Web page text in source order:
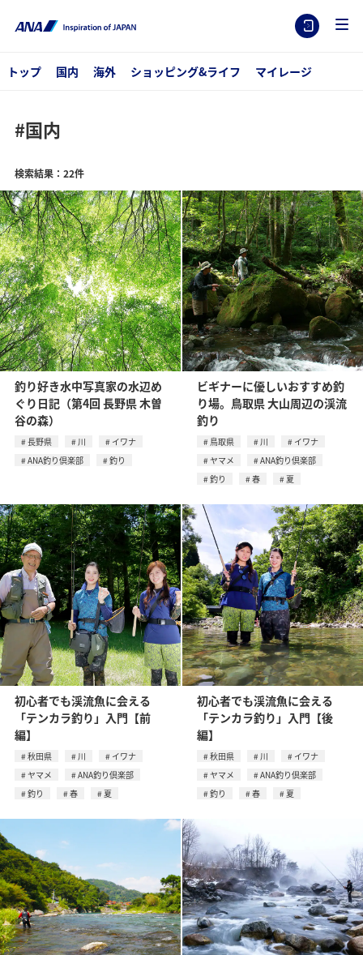
トップ 国内 海外 ショッピング&ライフ マイレージ
#国内
検索結果：22件
釣り好き水中写真家の水辺め
ぐり日記（第4回 長野県 木曽
谷の森）
長野県 川
イワナ
ANA釣り倶楽部
釣り
ビギナーに優しいおすすめ釣
り場。鳥取県 大山周辺の渓流
釣り
鳥取県 川
イワナ
ヤマメ
ANA釣り倶楽部
釣り
春 夏
初心者でも渓流魚に会える
「テンカラ釣り」入門【前
編】
秋田県 川
イワナ
ヤマメ
ANA釣り倶楽部
釣り
春 夏
初心者でも渓流魚に会える
「テンカラ釣り」入門【後
編】
秋田県 川
イワナ
ヤマメ
ANA釣り倶楽部
釣り
春 夏